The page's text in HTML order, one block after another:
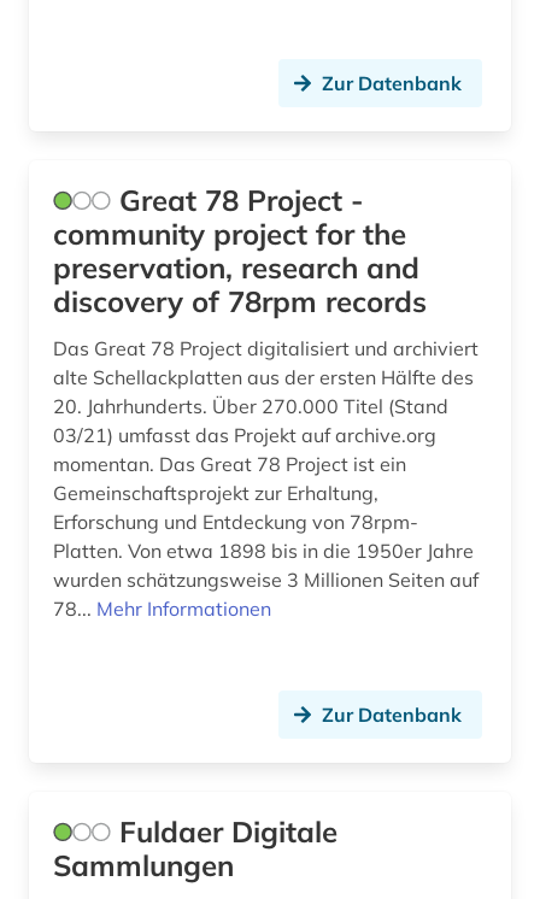
Zur Datenbank
Great 78 Project -
community project for the
preservation, research and
discovery of 78rpm records
Das Great 78 Project digitalisiert und archiviert
alte Schellackplatten aus der ersten Hälfte des
20. Jahrhunderts. Über 270.000 Titel (Stand
03/21) umfasst das Projekt auf archive.org
momentan. Das Great 78 Project ist ein
Gemeinschaftsprojekt zur Erhaltung,
Erforschung und Entdeckung von 78rpm-
Platten. Von etwa 1898 bis in die 1950er Jahre
wurden schätzungsweise 3 Millionen Seiten auf
78... Mehr Informationen
Zur Datenbank
Fuldaer Digitale
Sammlungen